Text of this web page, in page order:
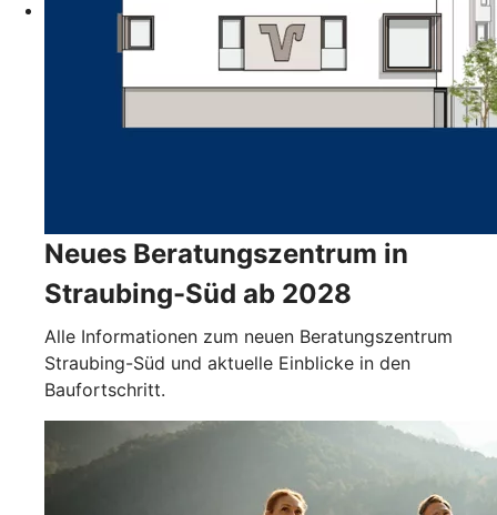
Neues Beratungszentrum in
Straubing-Süd ab 2028
Alle Informationen zum neuen Beratungszentrum
Straubing-Süd und aktuelle Einblicke in den
Baufortschritt.